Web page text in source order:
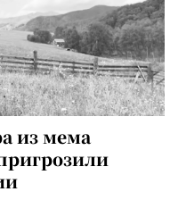
из мема